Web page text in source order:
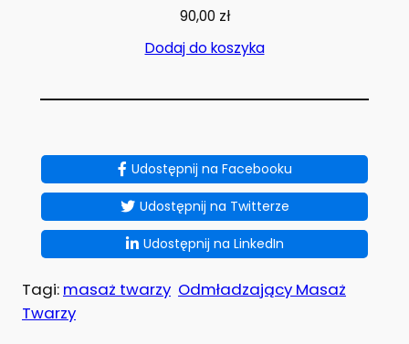
90,00 zł
Dodaj do koszyka
Udostępnij na Facebooku
Udostępnij na Twitterze
Udostępnij na LinkedIn
Tagi: masaż twarzy Odmładzający Masaż
Twarzy